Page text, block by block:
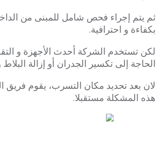
ثم يتم إجراء فحص شامل للمبنى من
بكفاءة و احترافية.
لكن تستخدم الشركة أحدث الأجهزة و
الحاجة إلى تكسير الجدران أو إزالة
لان بعد تحديد مكان التسرب، يقوم فريق
هذه المشكلة مستقبلا.